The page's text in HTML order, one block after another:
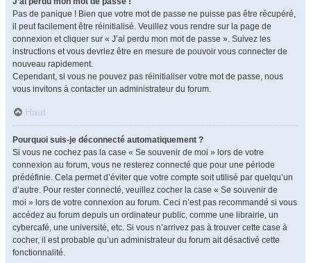
Pas de panique ! Bien que votre mot de passe ne puisse pas être récupéré,
il peut facilement être réinitialisé. Veuillez vous rendre sur la page de
connexion et cliquer sur « J’ai perdu mon mot de passe ». Suivez les
instructions et vous devriez être en mesure de pouvoir vous connecter de
nouveau rapidement.
Cependant, si vous ne pouvez pas réinitialiser votre mot de passe, nous
vous invitons à contacter un administrateur du forum.
Haut
Pourquoi suis-je déconnecté automatiquement ?
Si vous ne cochez pas la case « Se souvenir de moi » lors de votre
connexion au forum, vous ne resterez connecté que pour une période
prédéfinie. Cela permet d’éviter que votre compte soit utilisé par quelqu’un
d’autre. Pour rester connecté, veuillez cocher la case « Se souvenir de
moi » lors de votre connexion au forum. Ceci n’est pas recommandé si vous
accédez au forum depuis un ordinateur public, comme une librairie, un
cybercafé, une université, etc. Si vous n’arrivez pas à trouver cette case à
cocher, il est probable qu’un administrateur du forum ait désactivé cette
fonctionnalité.